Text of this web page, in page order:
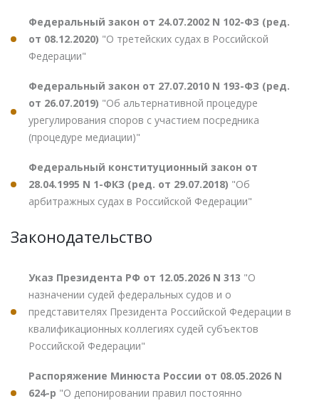
Федеральный закон от 24.07.2002 N 102-ФЗ (ред.
от 08.12.2020) "О третейских судах в Российской
Федерации"
Федеральный закон от 27.07.2010 N 193-ФЗ (ред.
от 26.07.2019) "Об альтернативной процедуре
урегулирования споров с участием посредника
(процедуре медиации)"
Федеральный конституционный закон от
28.04.1995 N 1-ФКЗ (ред. от 29.07.2018) "Об
арбитражных судах в Российской Федерации"
Законодательство
Указ Президента РФ от 12.05.2026 N 313 "О
назначении судей федеральных судов и о
представителях Президента Российской Федерации в
квалификационных коллегиях судей субъектов
Российской Федерации"
Распоряжение Минюста России от 08.05.2026 N
624-р "О депонировании правил постоянно